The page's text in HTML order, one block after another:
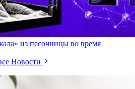
из песочницы во время
Новости